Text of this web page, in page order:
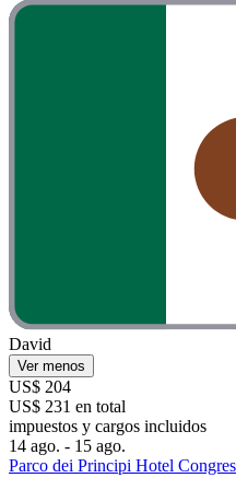
David
Ver menos
US$ 204
US$ 231 en total
impuestos y cargos incluidos
14 ago. - 15 ago.
Parco dei Principi Hotel